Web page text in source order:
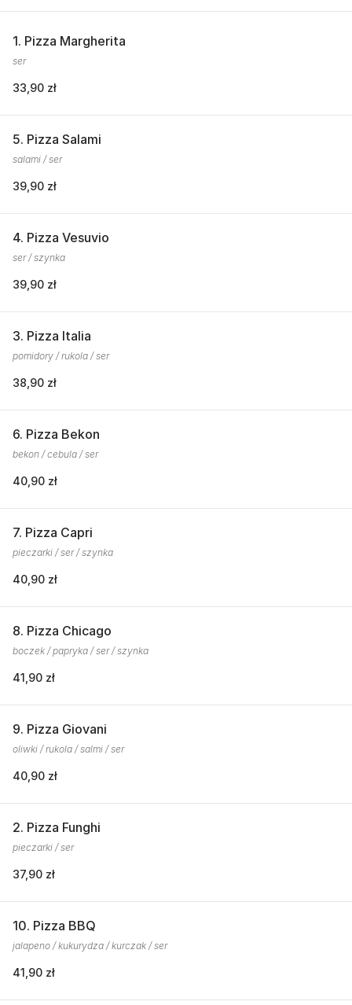
1. Pizza Margherita
ser
33,90 zł
5. Pizza Salami
salami / ser
39,90 zł
4. Pizza Vesuvio
ser / szynka
39,90 zł
3. Pizza Italia
pomidory / rukola / ser
38,90 zł
6. Pizza Bekon
bekon / cebula / ser
40,90 zł
7. Pizza Capri
pieczarki / ser / szynka
40,90 zł
8. Pizza Chicago
boczek / papryka / ser / szynka
41,90 zł
9. Pizza Giovani
oliwki / rukola / salmi / ser
40,90 zł
2. Pizza Funghi
pieczarki / ser
37,90 zł
10. Pizza BBQ
jalapeno / kukurydza / kurczak / ser
41,90 zł